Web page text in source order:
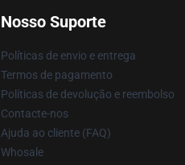
Nosso Suporte
Políticas de envio e entrega
Termos de pagamento
Políticas de devolução e reembolso
Contacte-nos
Ajuda ao cliente (FAQ)
Whosale